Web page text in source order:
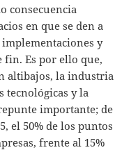
consecuencia
en que se den a
implementaciones y
fin. Es por ello que,
altibajos, la industria
tecnológicas y la
importante; de
el 50% de los puntos
frente al 15%